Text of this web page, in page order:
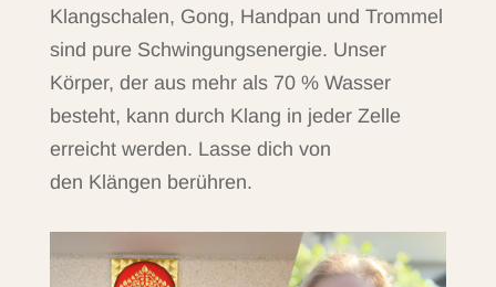
Klangschalen, Gong, Handpan und Trommel
sind pure Schwingungsenergie. Unser
Körper, der aus mehr als 70 % Wasser
besteht, kann durch Klang in jeder Zelle
erreicht werden. Lasse dich von
den Klängen berühren.